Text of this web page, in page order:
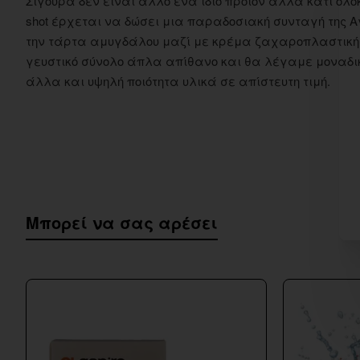
shot έρχεται να δώσει μια παραδοσιακή συνταγή της
την τάρτα αμυγδάλου μαζί με κρέμα
γευστικό σύνολο άπλα απίθανο και θα λέγαμε
άλλα και υψηλή ποιότητα υλικά σε απίστευτη τιμή.
Μπορεί να σας αρέσει